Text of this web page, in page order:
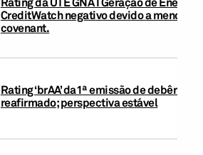
CreditWatch negativo devido a menor
covenant.
Rating ‘brAA’ da1ª emissão de
reafirmado; perspectiva estável